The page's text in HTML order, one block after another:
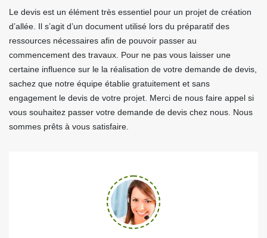
Le devis est un élément très essentiel pour un projet de création
d’allée. Il s’agit d’un document utilisé lors du préparatif des
ressources nécessaires afin de pouvoir passer au
commencement des travaux. Pour ne pas vous laisser une
certaine influence sur le la réalisation de votre demande de devis,
sachez que notre équipe établie gratuitement et sans
engagement le devis de votre projet. Merci de nous faire appel si
vous souhaitez passer votre demande de devis chez nous. Nous
sommes prêts à vous satisfaire.